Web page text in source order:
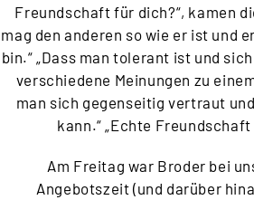
Freundschaft für dich?“, kamen
mag den anderen so wie er ist und
bin.“ „Dass man tolerant ist und
verschiedene Meinungen zu
man sich gegenseitig vertraut
kann.“ „Echte
Am Freitag war Broder bei
Angebotszeit (und darüber